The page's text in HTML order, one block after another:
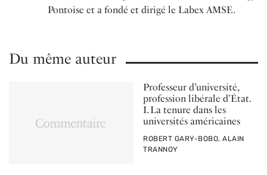
Pontoise et a fondé et dirigé le Labex AMSE.
Du même auteur
Professeur d’université,
profession libérale d’État.
I. La tenure dans les
universités américaines
PAR
ROBERT GARY-BOBO, ALAIN
TRANNOY